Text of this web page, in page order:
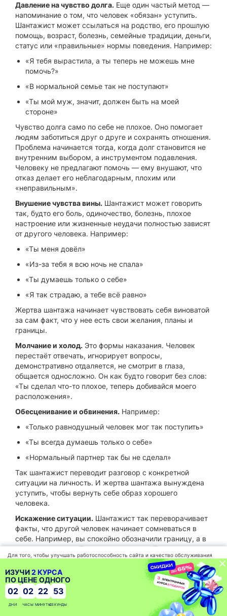
ИЗУЧИ2 КУРСА
ПО ЦЕНЕ ОДНОГО
02
ДНИ
02
ЧАСЫ
22
МИНУТЫ
52
СЕКУНДЫ
Давление на чувство долга. Еще один частый метод —
напоминание о том, что человек «обязан» уступить.
Шантажист может ссылаться на родство, его прошлую
помощь, возраст, болезнь, семейные традиции, деньги,
статус или «правильные» нормы поведения. Например:
«Я тебя вырастила, а ты теперь не можешь мне
помочь?»
«В нормальной семье так не поступают»
«Ты мой муж, значит, должен быть на моей
стороне»
Чувство долга само по себе не плохое. Оно помогает
людям заботиться друг о друге и сохранять отношения.
Проблема начинается тогда, когда долг становится не
внутренним выбором, а инструментом подавления.
Человеку не предлагают помочь — ему внушают, что
отказ делает его неблагодарным, плохим или
«неправильным».
Внушение чувства вины. Шантажист может говорить
так, будто его боль, одиночество, болезнь, плохое
настроение или жизненные неудачи полностью зависят
от другого человека. Например:
«Ты меня довёл»
«Из-за тебя я всю ночь не спала»
«Ты думаешь только о себе»
«Я так страдаю, а тебе всё равно»
Жертва шантажа начинает чувствовать себя виноватой
за сам факт, что у нее есть свои желания, планы и
границы.
Молчание и холод. Это формы наказания. Человек
перестаёт отвечать, игнорирует вопросы,
демонстративно отдаляется, не смотрит в глаза,
общается односложно. Он как будто говорит без слов:
«Ты сделал что-то плохое, теперь добивайся моего
расположения».
Обесценивание и обвинения. Например:
«Только равнодушный человек мог так поступить»
«Ты всегда думаешь только о себе»
«Нормальный партнер так бы не сделал»
Так шантажист переводит разговор с конкретной
ситуации на личность. И жертва шантажа вынуждена
уступить, чтобы вернуть себе образ хорошего
человека.
Искажение ситуации. Шантажист так переворачивает
факты, что другой человек начинает сомневаться в
себе. Например, вы спокойно обозначили границу, а в
ответ услышали: «Ты на меня напал», «Ты меня
унижаешь», «С тобой невозможно говорить». Или вы
отказали в просьбе, а вам отвечают: «Значит, я тебе
вообще не нужен».
Такой прием сбивает с толку. Человек уже не уверен,
действительно ли он имел право сказать «нет». Он
Для того, чтобы улучшать работоспособность сайта и качество обслуживания
мы используем файлы cookies, которые сохраняются на вашем компьютере.
Нажимая «СОГЛАСЕН» Вы подтверждаете то, что Вы проинформированы об
использовании cookies на нашем сайте. Продолжая использовать наш сайт, вы
автоматически соглашаетесь с использованием данных технологий.
Политика
обработки
данных